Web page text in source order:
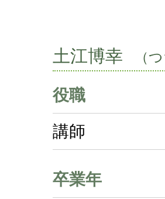
土江博幸 （
役職
講師
卒業年